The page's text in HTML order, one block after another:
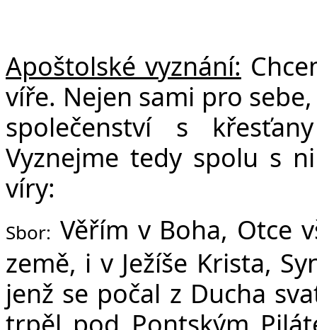
Apoštolské vyznání:
víře. Nejen sami pro
společenství s
Vyznejme tedy spolu s
víry:
Sbor: Věřím v Boha, Otce
země, i v Ježíše Krista,
jenž se počal z Ducha